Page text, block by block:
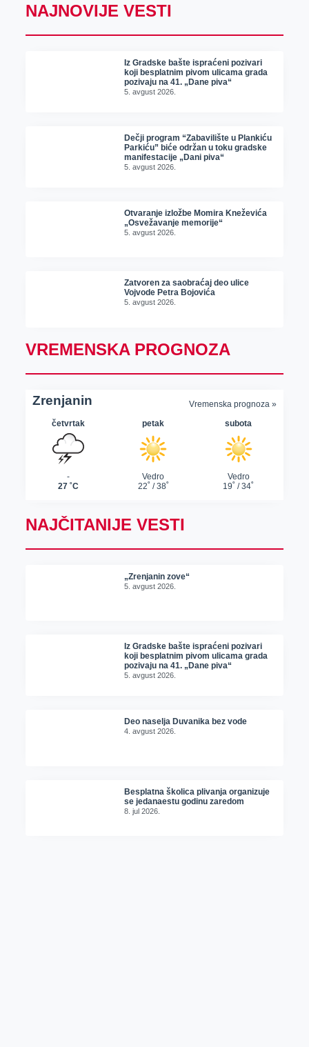
NAJNOVIJE VESTI
Iz Gradske bašte ispraćeni pozivari
koji besplatnim pivom ulicama grada
pozivaju na 41. „Dane piva“
5. avgust 2026.
Dečji program “Zabavilište u Plankiću
Parkiću” biće održan u toku gradske
manifestacije „Dani piva“
5. avgust 2026.
Otvaranje izložbe Momira Kneževića
„Osvežavanje memorije“
5. avgust 2026.
Zatvoren za saobraćaj deo ulice
Vojvode Petra Bojovića
5. avgust 2026.
VREMENSKA PROGNOZA
NAJČITANIJE VESTI
„Zrenjanin zove“
5. avgust 2026.
Iz Gradske bašte ispraćeni pozivari
koji besplatnim pivom ulicama grada
pozivaju na 41. „Dane piva“
5. avgust 2026.
Deo naselja Duvanika bez vode
4. avgust 2026.
Besplatna školica plivanja organizuje
se jedanaestu godinu zaredom
8. jul 2026.